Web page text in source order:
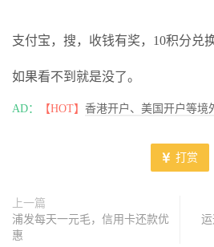
支付宝，搜，收钱有奖，10积分兑
如果看不到就是没了。
AD： 【HOT】 香港开户、美国开户等境
打赏
上一篇
浦发每天一元毛，信用卡还款优
惠